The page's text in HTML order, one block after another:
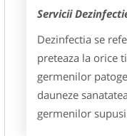
Servicii
Dezinfectia se
preteaza la orice
germenilor
dauneze
germenilor